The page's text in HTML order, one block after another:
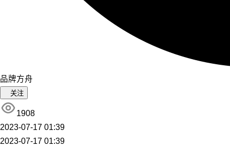
品牌方舟
关注
1908
2023-07-17 01:39
2023-07-17 01:39